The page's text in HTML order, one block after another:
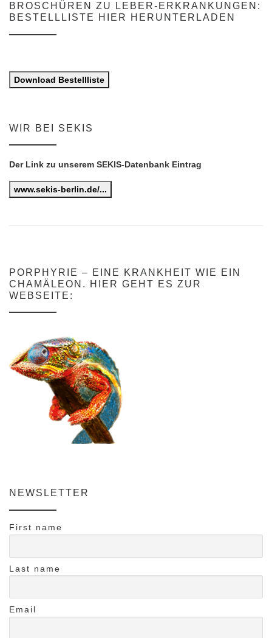
BROSCHÜREN ZU LEBER-ERKRANKUNGEN:
BESTELLLISTE HIER HERUNTERLADEN
Download Bestellliste
WIR BEI SEKIS
Der Link zu unserem SEKIS-Datenbank Eintrag
www.sekis-berlin.de/...
PORPHYRIE – EINE KRANKHEIT WIE EIN
CHAMÄLEON. HIER GEHT ES ZUR
WEBSEITE:
NEWSLETTER
First name
Last name
Email